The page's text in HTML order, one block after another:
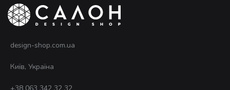
сторінці
товару
design-shop.com.ua
Київ, Україна